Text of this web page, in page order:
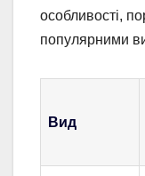
особливості,
популярними
Вид